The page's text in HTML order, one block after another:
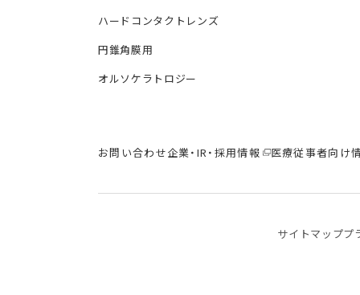
ハードコンタクトレンズ
円錐角膜用
オルソケラトロジー
お問い合わせ企業・IR・採用情報 医療従事者向け
サイトマッププ